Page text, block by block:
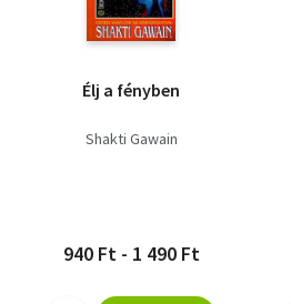
Élj a fényben
Shakti Gawain
940 Ft - 1 490 Ft